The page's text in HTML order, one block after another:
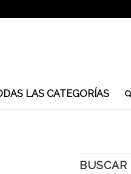
LAS CATEGORÍAS
BUSCAR